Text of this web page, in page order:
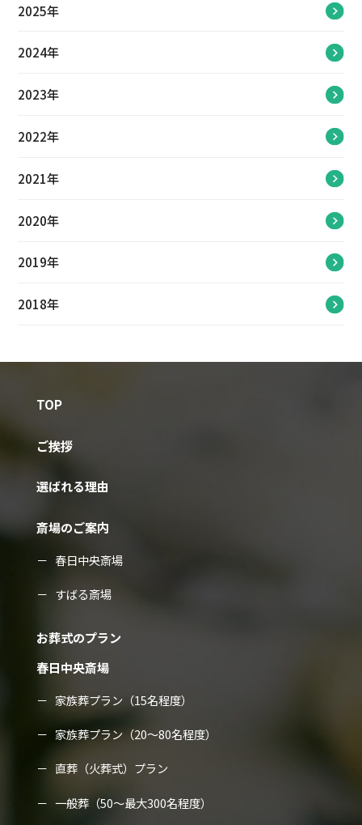
2025年
2024年
2023年
2022年
2021年
2020年
2019年
2018年
TOP
ご挨拶
選ばれる理由
斎場のご案内
春日中央斎場
すばる斎場
お葬式のプラン
春日中央斎場
家族葬プラン（15名程度）
家族葬プラン（20～80名程度）
直葬（火葬式）プラン
一般葬（50～最大300名程度）